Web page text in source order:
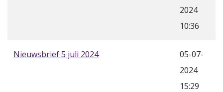
2024
10:36
Nieuwsbrief 5 juli 2024
05-07-
2024
15:29